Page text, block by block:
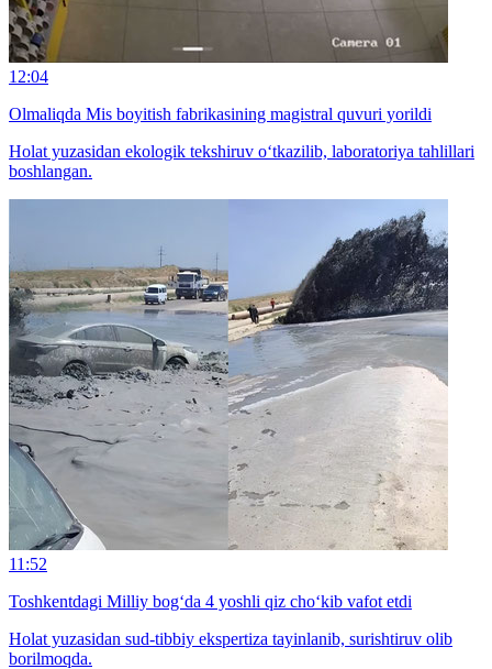
12:04
Olmaliqda Mis boyitish fabrikasining magistral quvuri yorildi
Holat yuzasidan ekologik tekshiruv o‘tkazilib, laboratoriya tahlillari
boshlangan.
11:52
Toshkentdagi Milliy bog‘da 4 yoshli qiz cho‘kib vafot etdi
Holat yuzasidan sud-tibbiy ekspertiza tayinlanib, surishtiruv olib
borilmoqda.